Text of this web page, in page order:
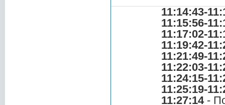
11:14:43-
11:15:56-
11:17:02-
11:19:42-
11:21:49-
11:22:03-
11:24:15-
11:25:19-
11:27:14-